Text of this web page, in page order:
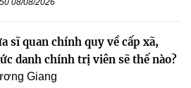
sĩ quan chính quy về cấp xã,
danh chính trị viên sẽ thế nào?
Giang